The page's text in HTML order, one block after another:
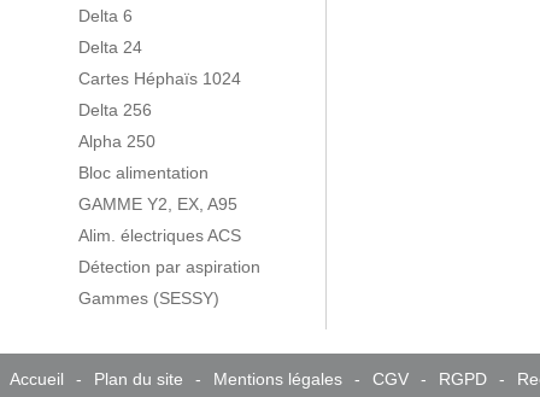
Delta 6
Delta 24
Cartes Héphaïs 1024
Delta 256
Alpha 250
Bloc alimentation
GAMME Y2, EX, A95
Alim. électriques ACS
Détection par aspiration
Gammes (SESSY)
Accueil - Plan du site - Mentions légales - CGV - RGPD -